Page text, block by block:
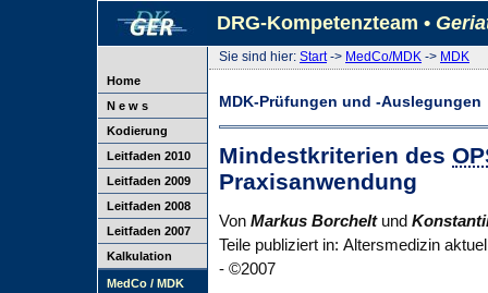
DRG-Kompetenzteam •
Home
N e w s
Kodierung
Leitfaden 2010
Leitfaden 2009
Leitfaden 2008
Leitfaden 2007
Kalkulation
MedCo / MDK
Sie sind hier: Start-> MedCo/MDK -> MDK
MDK-Prüfungen und -Auslegungen
Mindestkriterien des
Praxisanwendung
Von Markus Borcheltund
Teile publiziert in: Altersmedizin
- ©2007